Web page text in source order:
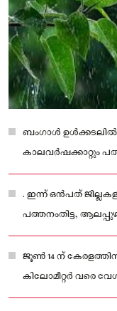
ബംഗാൾ
കാലവർഷക്കാറ്റും
. ഇന്ന് ഒന്‍പത്
പത്തനംതിട്ട,
ജൂൺ 14 ന്
കിലോമീറ്റർ വരെ